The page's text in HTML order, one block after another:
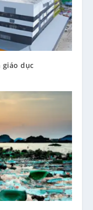
giáo dục